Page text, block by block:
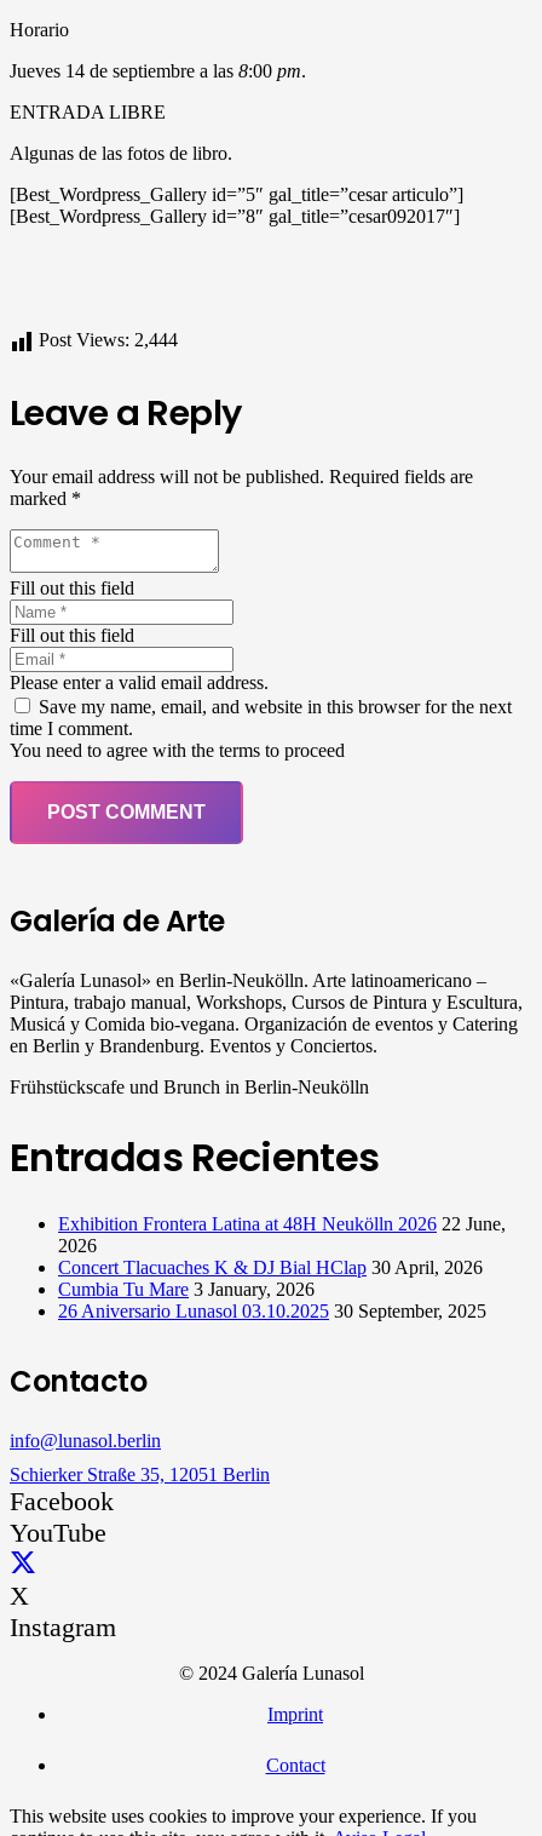
Horario
Jueves 14 de septiembre a las 8:00 pm.
ENTRADA LIBRE
Algunas de las fotos de libro.
[Best_Wordpress_Gallery id=”5″ gal_title=”cesar articulo”]
[Best_Wordpress_Gallery id=”8″ gal_title=”cesar092017″]
Post Views: 2,444
Leave a Reply
Your email address will not be published. Required fields are
marked *
Fill out this field
Fill out this field
Please enter a valid email address.
Save my name, email, and website in this browser for the next
time I comment.
You need to agree with the terms to proceed
POST COMMENT
Galería de Arte
«Galería Lunasol» en Berlin-Neukölln. Arte latinoamericano –
Pintura, trabajo manual, Workshops, Cursos de Pintura y Escultura,
Musicá y Comida bio-vegana. Organización de eventos y Catering
en Berlin y Brandenburg. Eventos y Conciertos.
Frühstückscafe und Brunch in Berlin-Neukölln
Entradas Recientes
Exhibition Frontera Latina at 48H Neukölln 2026 22 June,
2026
Concert Tlacuaches K & DJ Bial HClap 30 April, 2026
Cumbia Tu Mare 3 January, 2026
26 Aniversario Lunasol 03.10.2025 30 September, 2025
Contacto
info@lunasol.berlin
Schierker Straße 35, 12051 Berlin
Facebook
YouTube
X
Instagram
© 2024 Galería Lunasol
Imprint
Contact
This website uses cookies to improve your experience. If you